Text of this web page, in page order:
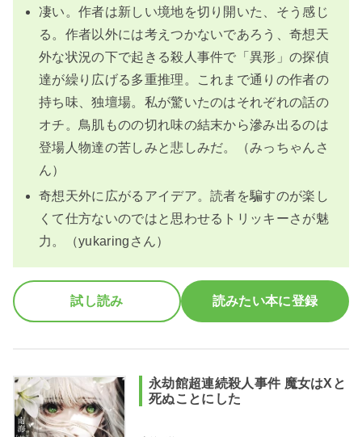
凄い。作者は新しい境地を切り開いた、そう感じ
る。作者以外には考えつかないであろう、奇想天
外な状況の下で起きる殺人事件で「異形」の探偵
達が繰り広げる多重推理。これまで通りの作者の
持ち味、独壇場。私が驚いたのはそれぞれの話の
オチ。鳥肌ものの切れ味の結末から滲み出るのは
登場人物達の苦しみと悲しみだ。（みっちゃんさ
ん）
奇想天外に広がるアイデア。読者を騙すのが楽し
くて仕方ないのではと思わせるトリッキーさが魅
力。（yukaringさん）
試し読み 読みたい本に登録
永劫館超連続殺人事件 魔女はXと
死ぬことにした